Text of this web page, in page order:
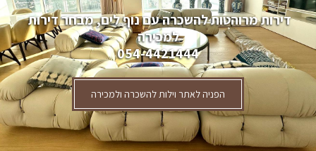
דירות מרוהטות להשכרה עם נוף לים, מבחר דירות
למכירה
054-4421444
הפניה לאתר וילות להשכרה ולמכירה